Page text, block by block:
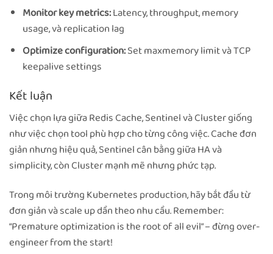
Monitor key metrics:Latency, throughput, memory
usage, và replication lag
Optimize configuration:Set maxmemory limit và TCP
keepalive settings
Kết luận
Việc chọn lựa giữa Redis Cache, Sentinel và Cluster giống
như việc chọn tool phù hợp cho từng công việc. Cache đơn
giản nhưng hiệu quả, Sentinel cân bằng giữa HA và
simplicity, còn Cluster mạnh mẽ nhưng phức tạp.
Trong môi trường Kubernetes production, hãy bắt đầu từ
đơn giản và scale up dần theo nhu cầu. Remember:
“Premature optimization is the root of all evil” – đừng over-
engineer from the start!